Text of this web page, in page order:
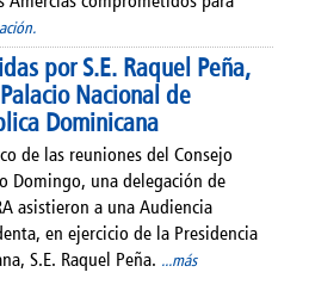
por S.E. Raquel Peña,
Nacional de
Dominicana
de las reuniones del Consejo
Domingo, una delegación de
asistieron a una Audiencia
en ejercicio de la Presidencia
S.E. Raquel Peña. ...más